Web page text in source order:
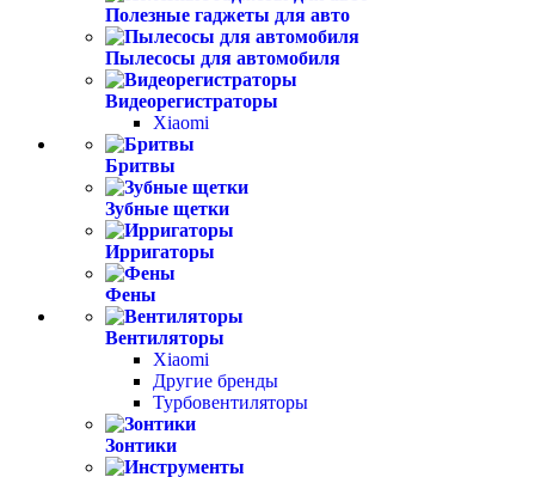
Полезные гаджеты для авто
Пылесосы для автомобиля
Видеорегистраторы
Xiaomi
Бритвы
Зубные щетки
Ирригаторы
Фены
Вентиляторы
Xiaomi
Другие бренды
Турбовентиляторы
Зонтики